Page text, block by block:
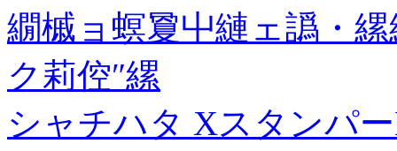
繝槭ョ螟夐屮縺ェ譌・
ク莉倥″縲
シャチハタ Xスタンパ